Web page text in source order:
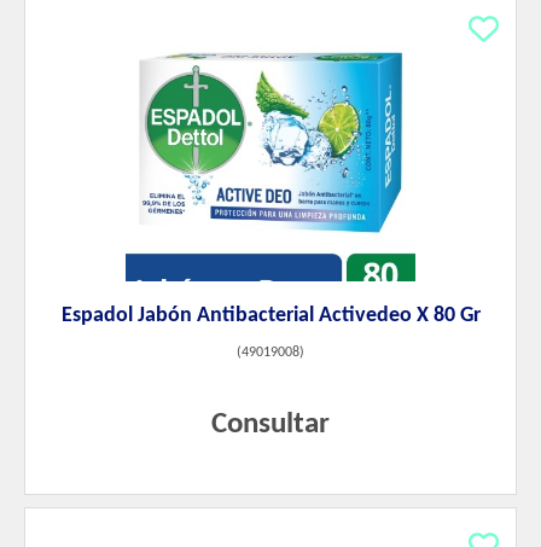
Espadol Jabón Antibacterial Activedeo X 80 Gr
(49019008)
Consultar